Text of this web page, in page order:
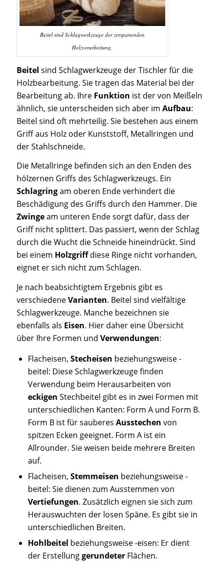
Beitel sind Schlagwerkzeuge der zerspanenden
Holzverarbeitung.
Beitel sind Schlagwerkzeuge der Tischler für die
Holzbearbeitung. Sie tragen das Material bei der
Bearbeitung ab. Ihre Funktion ist der von Meißeln
ähnlich, sie unterscheiden sich aber im Aufbau:
Beitel sind oft mehrteilig. Sie bestehen aus einem
Griff aus Holz oder Kunststoff, Metallringen und
der Stahlschneide.
Die Metallringe befinden sich an den Enden des
hölzernen Griffs des Schlagwerkzeugs. Ein
Schlagringam oberen Ende verhindert die
Beschädigung des Griffs durch den Hammer. Die
Zwingeam unteren Ende sorgt dafür, dass der
Griff nicht splittert. Das passiert, wenn der Schlag
durch die Wucht die Schneide hineindrückt. Sind
bei einem Holzgriffdiese Ringe nicht vorhanden,
eignet er sich nicht zum Schlagen.
Je nach beabsichtigtem Ergebnis gibt es
verschiedeneVarianten. Beitel sind vielfältige
Schlagwerkzeuge. Manche bezeichnen sie
ebenfalls als Eisen. Hier daher eine Übersicht
über Ihre Formen und Verwendungen:
Flacheisen, Stecheisen beziehungsweise -
beitel: Diese Schlagwerkzeuge finden
Verwendung beim Herausarbeiten von
eckigen Stechbeitel gibt es in zwei Formen mit
unterschiedlichen Kanten: Form A und Form B.
Form B ist für sauberes Ausstechen von
spitzen Ecken geeignet. Form A ist ein
Allrounder. Sie weisen beide mehrere Breiten
auf.
Flacheisen, Stemmeisen beziehungsweise -
beitel: Sie dienen zum Ausstemmen von
Vertiefungen. Zusätzlich eignen sie sich zum
Herauswuchten der losen Späne. Es gibt sie in
unterschiedlichen Breiten.
Hohlbeitel beziehungsweise -eisen: Er dient
der ErstellunggerundeterFlächen.